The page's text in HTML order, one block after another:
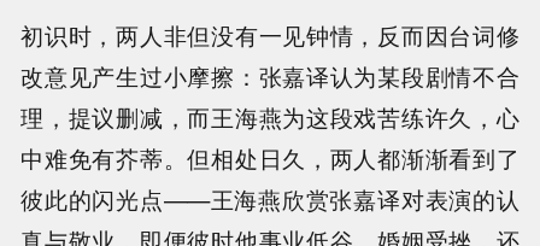
初识时，两人非但没有一见钟情，反而因台词修
改意见产生过小摩擦：张嘉译认为某段剧情不合
理，提议删减，而王海燕为这段戏苦练许久，心
中难免有芥蒂。但相处日久，两人都渐渐看到了
彼此的闪光点——王海燕欣赏张嘉译对表演的认